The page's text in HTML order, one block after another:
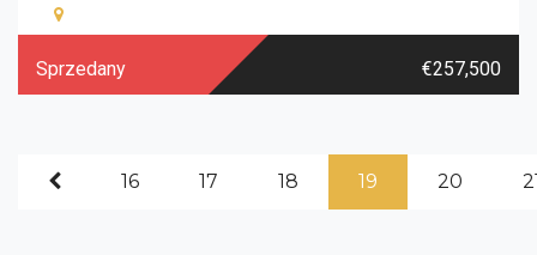
Sprzedany €257,500
16 17 18 19 20